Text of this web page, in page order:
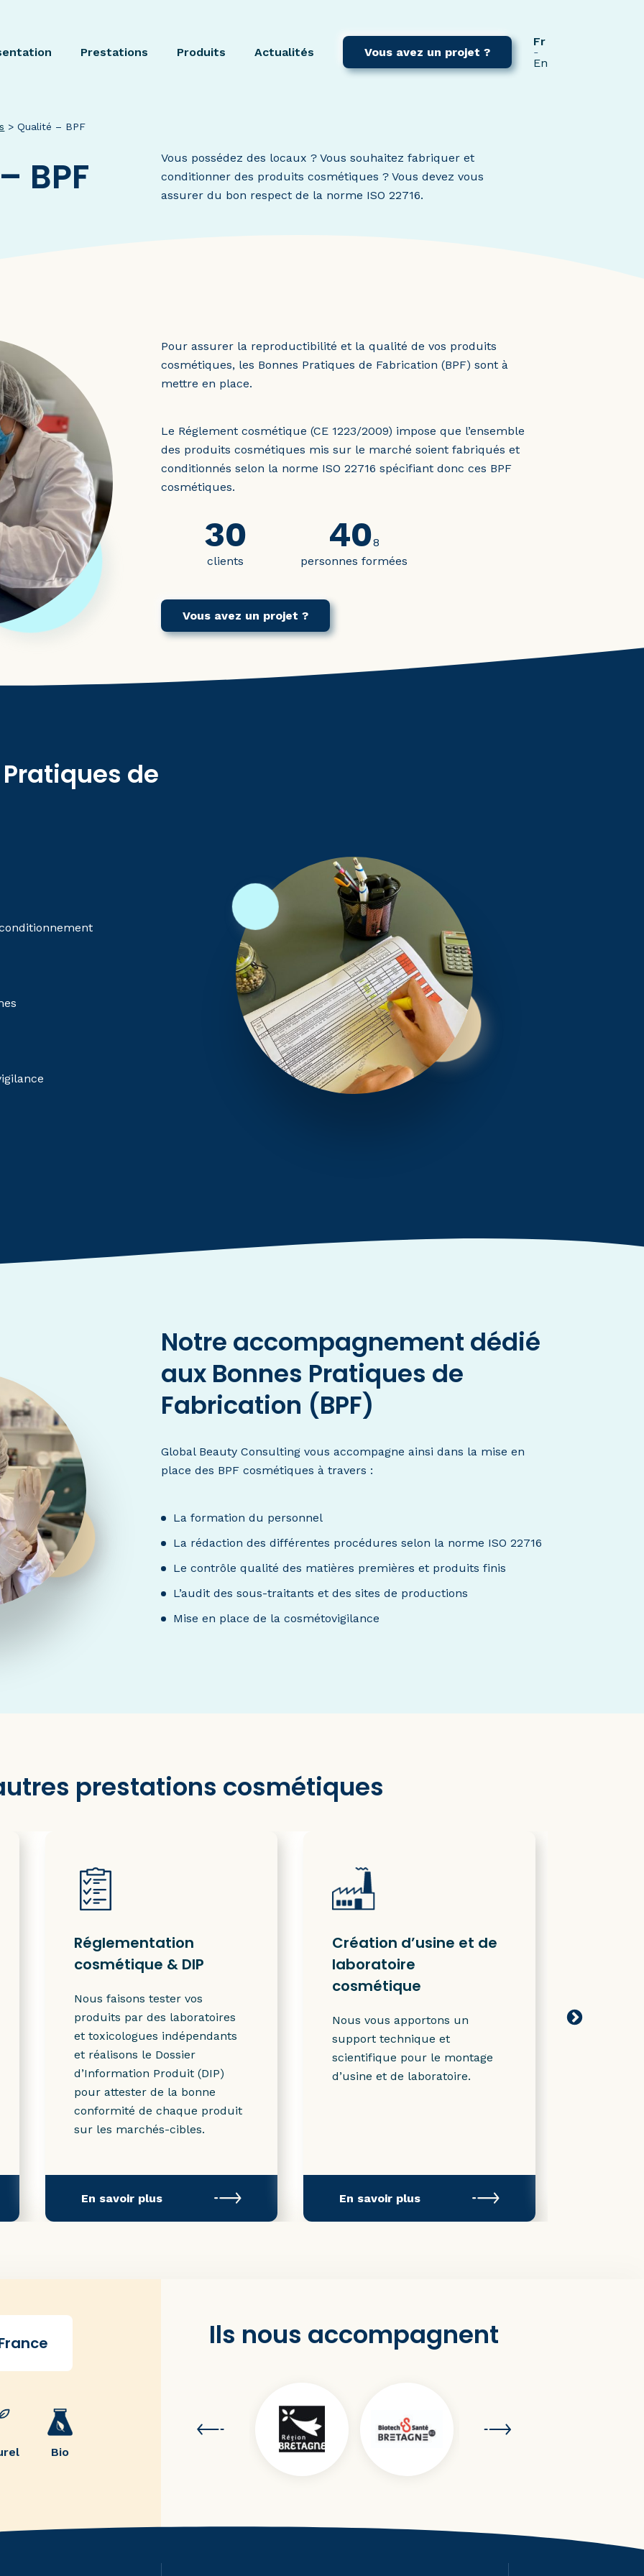
Prestations Produits Actualités Vous avez un projet ?
Fr
En
>Qualité – BPF
BPF
Vous possédez des locaux ? Vous souhaitez fabriquer et
conditionner des produits cosmétiques ? Vous devez vous
assurer du bon respect de la norme ISO 22716.
Pour assurer la reproductibilité et la qualité de vos produits
cosmétiques, les Bonnes Pratiques de Fabrication (BPF) sont à
mettre en place.
Le Réglement cosmétique (CE 1223/2009) impose que l’ensemble
des produits cosmétiques mis sur le marché soient fabriqués et
conditionnés selon la norme ISO 22716 spécifiant donc ces BPF
cosmétiques.
30
clients
408
personnes formées
Vous avez un projet ?
de
Notre accompagnement dédié
aux Bonnes Pratiques de
Fabrication (BPF)
Global Beauty Consulting vous accompagne ainsi dans la mise en
place des BPF cosmétiques à travers :
La formation du personnel
La rédaction des différentes procédures selon la norme ISO 22716
Le contrôle qualité des matières premières et produits finis
L’audit des sous-traitants et des sites de productions
Mise en place de la cosmétovigilance
prestations cosmétiques
Réglementation
cosmétique & DIP
Nous faisons tester vos
produits par des laboratoires
et toxicologues indépendants
et réalisons le Dossier
d’Information Produit (DIP)
pour attester de la bonne
conformité de chaque produit
sur les marchés-cibles.
En savoir plus
Création d’usine et de
laboratoire
cosmétique
Nous vous apportons un
support technique et
scientifique pour le montage
d’usine et de laboratoire.
En savoir plus
Bio
Ils nous accompagnent